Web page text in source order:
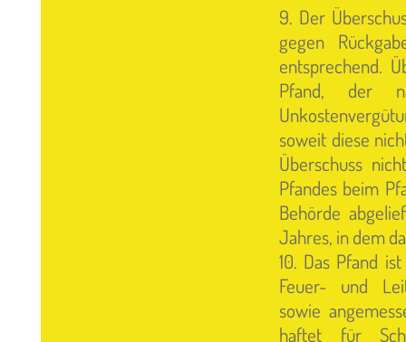
9. Der
gegen
entsprechend.
Pfand, der
soweit diese
Überschuss
Pfandes beim
Behörde
Jahres, in dem
10. Das Pfand
Feuer- und
sowie
haftet für